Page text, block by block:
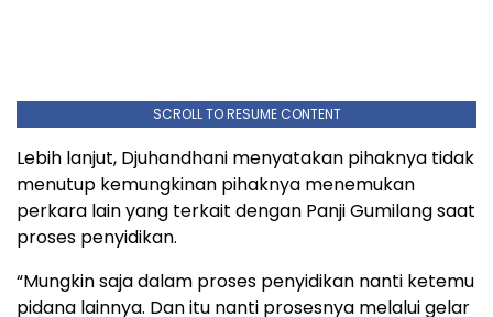
SCROLL TO RESUME CONTENT
Lebih lanjut, Djuhandhani menyatakan pihaknya tidak
menutup kemungkinan pihaknya menemukan
perkara lain yang terkait dengan Panji Gumilang saat
proses penyidikan.
“Mungkin saja dalam proses penyidikan nanti ketemu
pidana lainnya. Dan itu nanti prosesnya melalui gelar